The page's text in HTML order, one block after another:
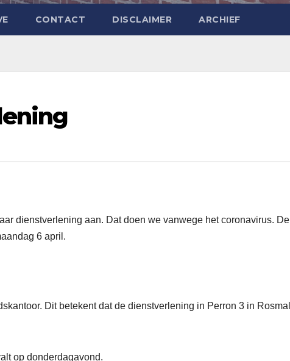
CONTACT DISCLAIMER ARCHIEF
dienstverlening aan. Dat doen we vanwege het coronavirus. De
6 april.
Dit betekent dat de dienstverlening in Perron 3 in
op donderdagavond.